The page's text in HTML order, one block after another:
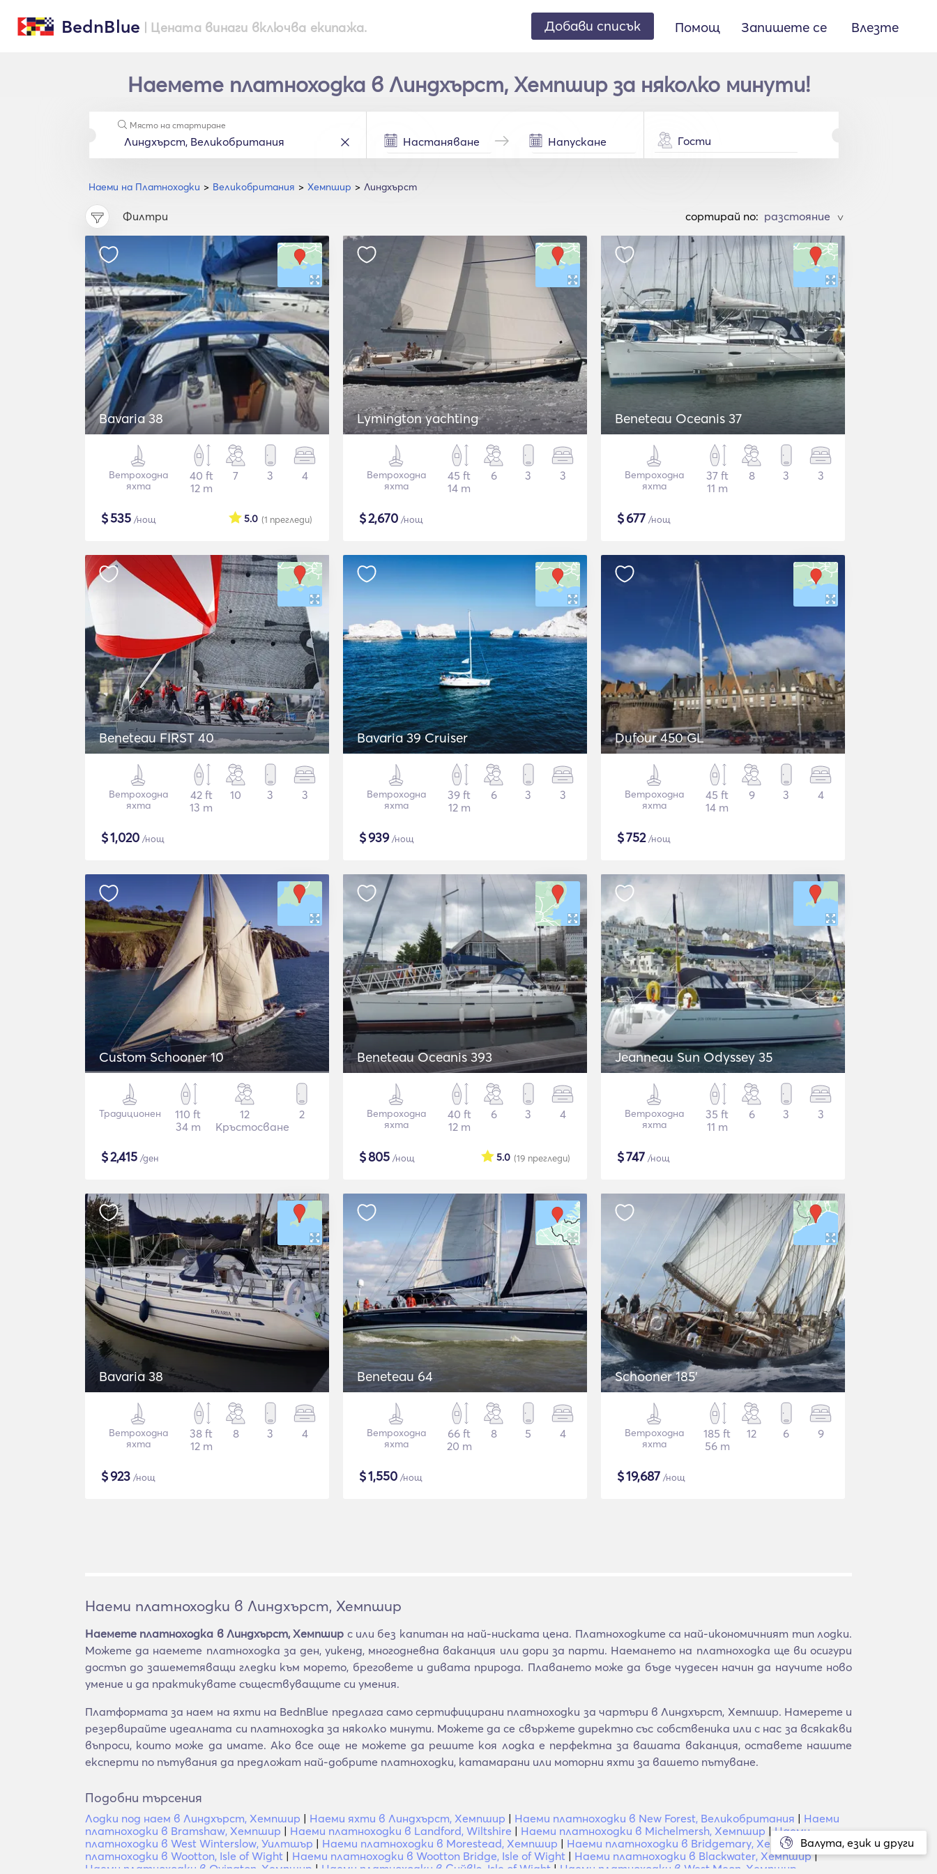
BednBlue | Цената винаги включва екипажа. Добави списък Помощ Запишете се Влезте
Наемете платноходка в Линдхърст, Хемпшир за няколко минути!
Наеми на Платноходки Великобритания Хемпшир Линдхърст
Място на стартиране
Гости
Филтри cортирай по: >
Bavaria 38
Ветроходна
яхта
40 ft
12 m
7 3 4
$535 /нощ (1 прегледи)
5.0
Lymington yachting
Ветроходна
яхта
45 ft
14 m
6 3 3
$2,670 /нощ
Beneteau Oceanis 37
Ветроходна
яхта
37 ft
11 m
8 3 3
$677 /нощ
Beneteau FIRST 40
Ветроходна
яхта
42 ft
13 m
10 3 3
$1,020 /нощ
Bavaria 39 Cruiser
Ветроходна
яхта
39 ft
12 m
6 3 3
$939/нощ
Dufour 450 GL
Ветроходна
яхта
45 ft
14 m
9 3 4
$752/нощ
Custom Schooner 10
Традиционен
110 ft
34 m
12
Кръстосване
2
$2,415 /ден
Beneteau Oceanis 393
Ветроходна
яхта
40 ft
12 m
6 3 4
$805 /нощ (19 прегледи)
5.0
Jeanneau Sun Odyssey 35
Ветроходна
яхта
35 ft
11 m
6 3 3
$747 /нощ
Bavaria 38
Ветроходна
яхта
38 ft
12 m
8 3 4
$923 /нощ
Beneteau 64
Ветроходна
яхта
66 ft
20 m
8 5 4
$1,550 /нощ
Schooner 185'
Ветроходна
яхта
185 ft
56 m
12 6 9
$19,687 /нощ
Валута, език и други
Наеми платноходки в Линдхърст, Хемпшир
Наемете платноходка в Линдхърст, Хемпшир с или без капитан на най-ниската цена. Платноходките са най-икономичният тип лодки.
Можете да наемете платноходка за ден, уикенд, многодневна ваканция или дори за парти. Наемането на платноходка ще ви осигури
достъп до зашеметяващи гледки към морето, бреговете и дивата природа. Плаването може да бъде чудесен начин да научите ново
умение и да практикувате съществуващите си умения.
Платформата за наем на яхти на BednBlue предлага само сертифицирани платноходки за чартъри в Линдхърст, Хемпшир. Намерете и
резервирайте идеалната си платноходка за няколко минути. Можете да се свържете директно със собственика или с нас за всякакви
въпроси, които може да имате. Ако все още не можете да решите коя лодка е перфектна за вашата ваканция, оставете нашите
експерти по пътувания да предложат най-добрите платноходки, катамарани или моторни яхти за вашето пътуване.
Подобни търсения
Лодки под наем в Линдхърст, Хемпшир | Наеми яхти в Линдхърст, Хемпшир | Наеми платноходки в New Forest, Великобритания | Наеми
платноходки в Bramshaw, Хемпшир | Наеми платноходки в Landford, Wiltshire | Наеми платноходки в Michelmersh, Хемпшир |Наеми
платноходки в West Winterslow, Уилтшър | Наеми платноходки в Morestead, Хемпшир | Наеми платноходки в Bridgemary, Хемпшир|Наеми
платноходки в Wootton, Isle of Wight | Наеми платноходки в Wootton Bridge, Isle of Wight | Наеми платноходки в Blackwater, Хемпшир|
Наеми платноходки в Ovington, Хемпшир | Наеми платноходки в Сийвю, Isle of Wight | Наеми платноходки в West Meon, Хемпшир